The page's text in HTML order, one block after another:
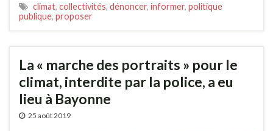
climat, collectivités, dénoncer, informer, politique
publique, proposer
La « marche des portraits » pour le
climat, interdite par la police, a eu
lieu à Bayonne
25 août 2019